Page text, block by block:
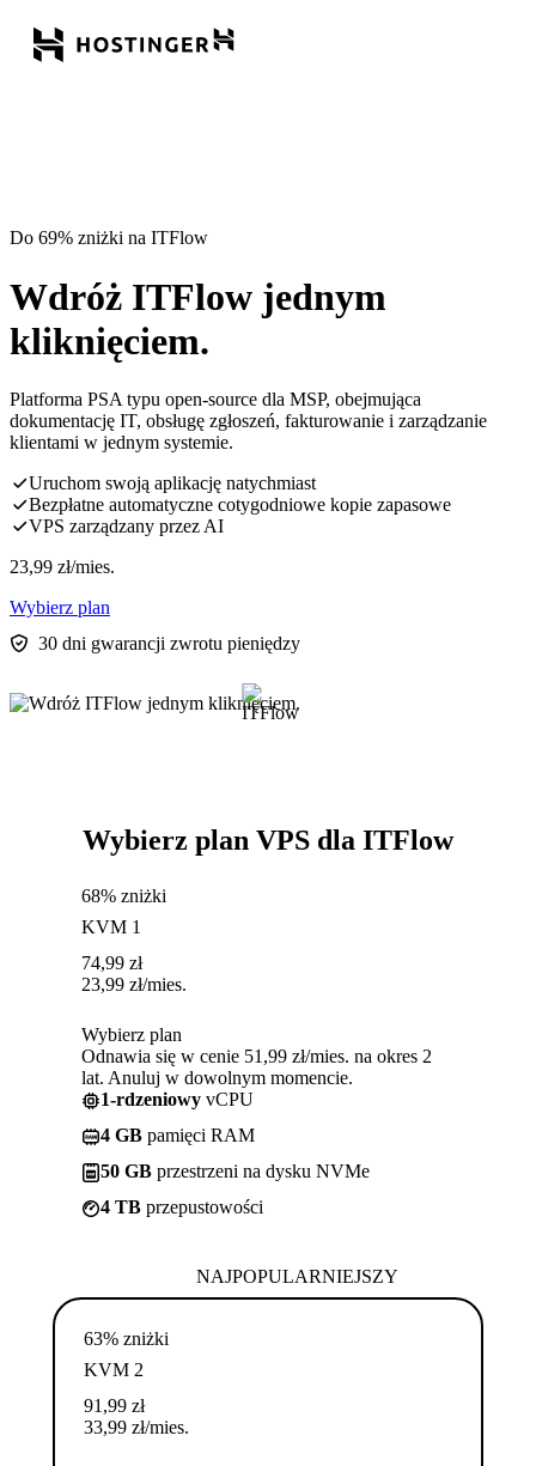
Do 69% zniżki na ITFlow
Wdróż ITFlow jednym
kliknięciem.
Platforma PSA typu open-source dla MSP, obejmująca
dokumentację IT, obsługę zgłoszeń, fakturowanie i zarządzanie
klientami w jednym systemie.
Uruchom swoją aplikację natychmiast
Bezpłatne automatyczne cotygodniowe kopie zapasowe
VPS zarządzany przez AI
23,99 zł/mies.
Wybierz plan
30 dni gwarancji zwrotu pieniędzy
Wybierz plan VPS dla ITFlow
68% zniżki
KVM 1
74,99 zł
23,99 zł/mies.
Wybierz plan
Odnawia się w cenie 51,99 zł/mies. na okres 2
lat. Anuluj w dowolnym momencie.
1-rdzeniowy vCPU
4 GB pamięci RAM
50 GB przestrzeni na dysku NVMe
4 TB przepustowości
NAJPOPULARNIEJSZY
63% zniżki
KVM 2
91,99 zł
33,99 zł/mies.